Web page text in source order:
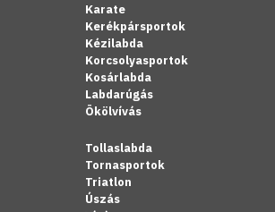
Karate
Kerékpársportok
Kézilabda
Korcsolyasportok
Kosárlabda
Labdarúgás
Ökölvívás
Tollaslabda
Tornasportok
Triatlon
Úszás